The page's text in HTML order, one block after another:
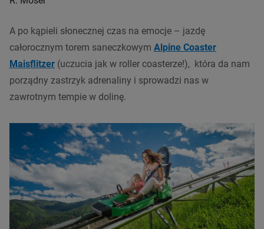
A po kąpieli słonecznej czas na emocje – jazdę
całorocznym torem saneczkowym Alpine Coaster
Maisflitzer (uczucia jak w roller coasterze!), która da nam
porządny zastrzyk adrenaliny i sprowadzi nas w
zawrotnym tempie w dolinę.